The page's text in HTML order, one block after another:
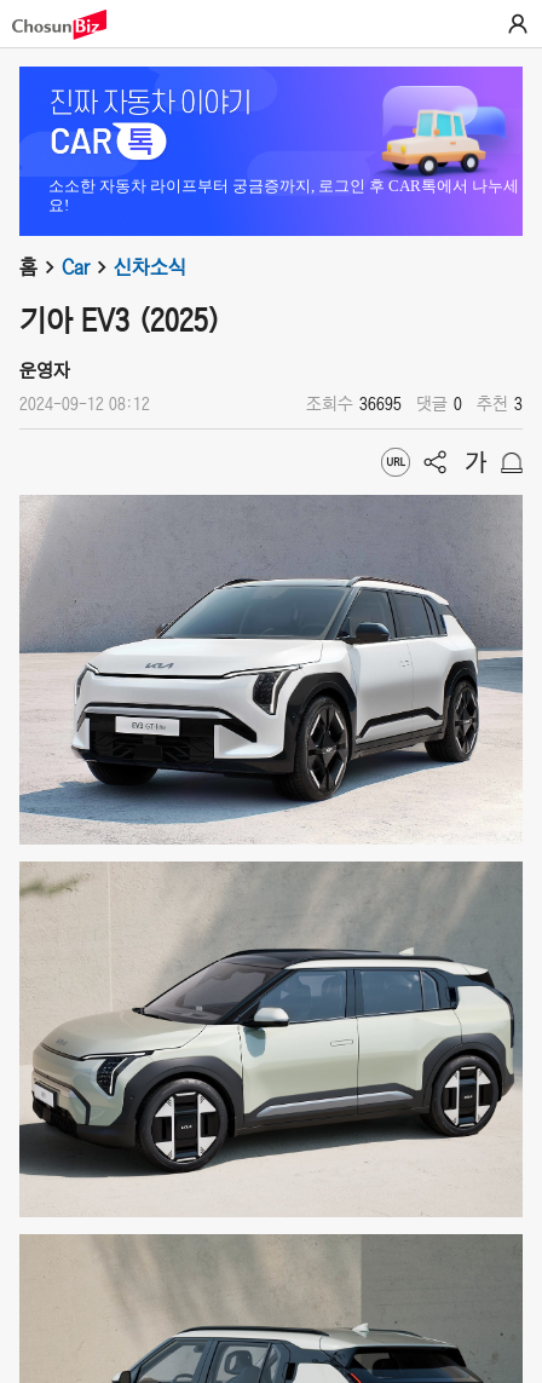
소소한 자동차 라이프부터 궁금증까지, 로그인 후 CAR톡에서 나누세
요!
홈 Car 신차소식
기아 EV3 (2025)
운영자
2024-09-12 08:12 조회수 36695 댓글 0 추천 3